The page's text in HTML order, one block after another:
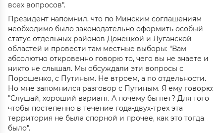
всех вопросов".
Президент напомнил, что по Минским соглашениям
необходимо было законодательно оформить особый
статус отдельных районов Донецкой и Луганской
областей и провести там местные выборы: "Вам
абсолютно откровенно говорю то, чего вы не знаете и
никто не слышал. Мы обсуждали эти вопросы с
Порошенко, с Путиным. Не втроем, а по отдельности.
Но мне запомнился разговор с Путиным. Я ему говорю:
"Слушай, хороший вариант. А почему бы нет? Для того
чтобы постепенно в течение года-двух-трех эта
территория не была спорной и прочее, как это тогда
было".